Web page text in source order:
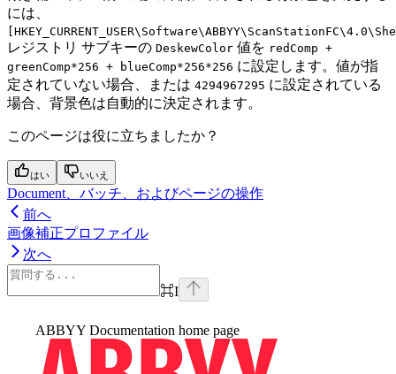
には、
レジストリ サブキーの DeskewColor 値を redComp +
greenComp*256 + blueComp*256*256 に設定します。値が指
定されていない場合、または 4294967295 に設定されている
場合、背景色は自動的に決定されます。
このページは役に立ちましたか？
はい いいえ
Document、バッチ、およびページの操作
前へ
画像補正プロファイル
次へ
⌘I
ABBYY Documentation home page